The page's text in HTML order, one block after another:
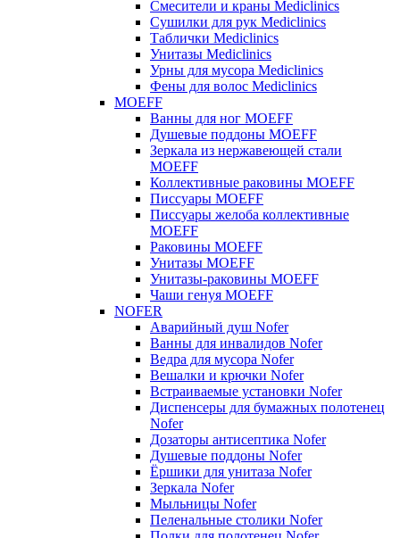
Смесители и краны Mediclinics
Сушилки для рук Mediclinics
Таблички Mediclinics
Унитазы Mediclinics
Урны для мусора Mediclinics
Фены для волос Mediclinics
MOEFF
Ванны для ног MOEFF
Душевые поддоны MOEFF
Зеркала из нержавеющей стали
MOEFF
Коллективные раковины MOEFF
Писсуары MOEFF
Писсуары желоба коллективные
MOEFF
Раковины MOEFF
Унитазы MOEFF
Унитазы-раковины MOEFF
Чаши генуя MOEFF
NOFER
Аварийный душ Nofer
Ванны для инвалидов Nofer
Ведра для мусора Nofer
Вешалки и крючки Nofer
Встраиваемые установки Nofer
Диспенсеры для бумажных полотенец
Nofer
Дозаторы антисептика Nofer
Душевые поддоны Nofer
Ёршики для унитаза Nofer
Зеркала Nofer
Мыльницы Nofer
Пеленальные столики Nofer